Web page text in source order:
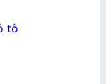
tô